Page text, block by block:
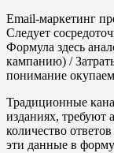
Email-маркетинг
Следует
Формула здесь
кампанию) /
понимание
Традиционные
изданиях, требуют
количество
эти данные в